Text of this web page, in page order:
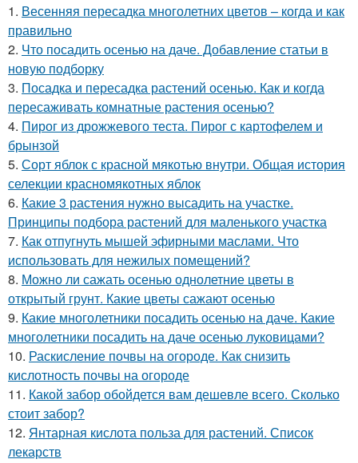
1. Весенняя пересадка многолетних цветов – когда и как
правильно
2. Что посадить осенью на даче. Добавление статьи в
новую подборку
3. Посадка и пересадка растений осенью. Как и когда
пересаживать комнатные растения осенью?
4. Пирог из дрожжевого теста. Пирог с картофелем и
брынзой
5. Сорт яблок с красной мякотью внутри. Общая история
селекции красномякотных яблок
6. Какие 3 растения нужно высадить на участке.
Принципы подбора растений для маленького участка
7. Как отпугнуть мышей эфирными маслами. Что
использовать для нежилых помещений?
8. Можно ли сажать осенью однолетние цветы в
открытый грунт. Какие цветы сажают осенью
9. Какие многолетники посадить осенью на даче. Какие
многолетники посадить на даче осенью луковицами?
10. Раскисление почвы на огороде. Как снизить
кислотность почвы на огороде
11. Какой забор обойдется вам дешевле всего. Сколько
стоит забор?
12. Янтарная кислота польза для растений. Список
лекарств